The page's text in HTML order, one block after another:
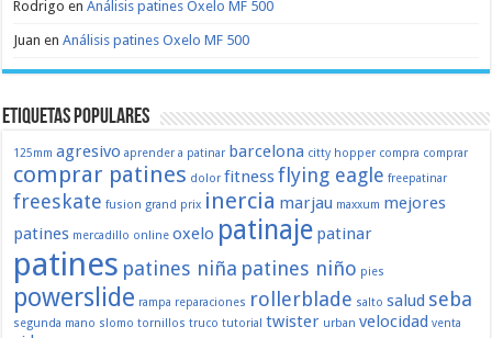
Rodrigo enAnálisis patines Oxelo MF 500
Juan enAnálisis patines Oxelo MF 500
Etiquetas populares
125mm agresivo aprender a patinar barcelona citty hopper compra comprar
comprar patines dolor fitnessflying eagle freepatinar
freeskate fusion grand prix inercia marjau maxxum mejores
patines mercadillo online oxelo patinaje patinar
patines patines niña patines niño pies
powerslide rampa reparaciones rollerblade salto salud seba
segunda mano slomo tornillos truco tutorial twister urban velocidad venta